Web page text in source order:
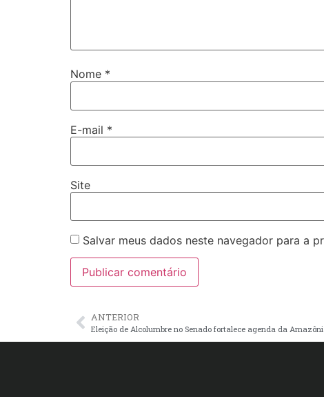
Nome *
E-mail *
Site
Salvar meus dados neste navegador para a
ANTERIOR
Eleição de Alcolumbre no Senado fortalece agenda da